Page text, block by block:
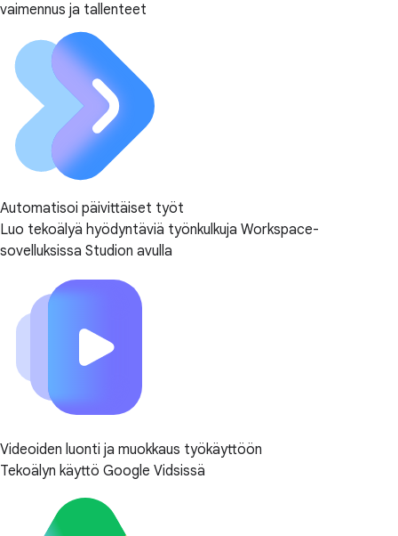
vaimennus ja tallenteet
Automatisoi päivittäiset työt
Luo tekoälyä hyödyntäviä työnkulkuja Workspace-
sovelluksissa Studion avulla
Videoiden luonti ja muokkaus työkäyttöön
Tekoälyn käyttö Google Vidsissä